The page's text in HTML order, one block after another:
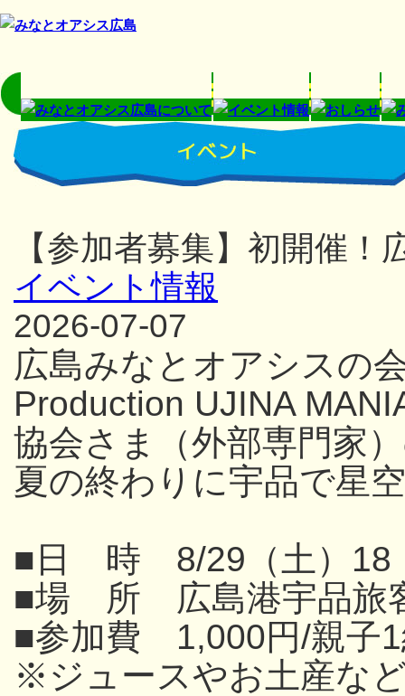
【参加者募集】初開催
イベント情報
2026-07-07
広島みなとオアシスの
Production UJINA
協会さま（外部専門家
夏の終わりに宇品で星
■日 時 8/29（土）18
■場 所 広島港宇品旅
■参加費 1,000円/親子
※ジュースやお土産な